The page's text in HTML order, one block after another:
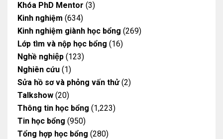
Khóa PhD Mentor (3)
Kinh nghiệm (634)
Kinh nghiệm giành học bổng (269)
Lớp tìm và nộp học bổng (16)
Nghề nghiệp (123)
Nghiên cứu (1)
Sửa hồ sơ và phỏng vấn thử(2)
Talkshow (20)
Thông tin học bổng (1,223)
Tin học bổng (950)
Tổng hợp học bổng (280)